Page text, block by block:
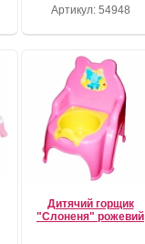
Артикул: 54948
Дитячий горщик
"Слоненя" рожевий